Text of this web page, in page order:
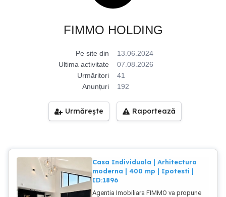
FIMMO HOLDING
Pe site din
13.06.2024
Ultima activitate
07.08.2026
Urmăritori
41
Anunțuri
192
Urmărește Raportează
Casa Individuala | Arhitectura
moderna | 400 mp | Ipotesti |
ID:1896
Agentia Imobiliara FIMMO va propune